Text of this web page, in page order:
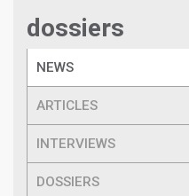
dossiers
NEWS
ARTICLES
INTERVIEWS
DOSSIERS